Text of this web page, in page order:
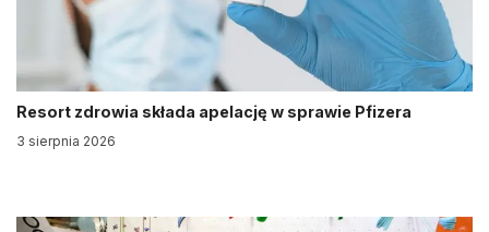
Resort zdrowia składa apelację w sprawie Pfizera
3 sierpnia 2026